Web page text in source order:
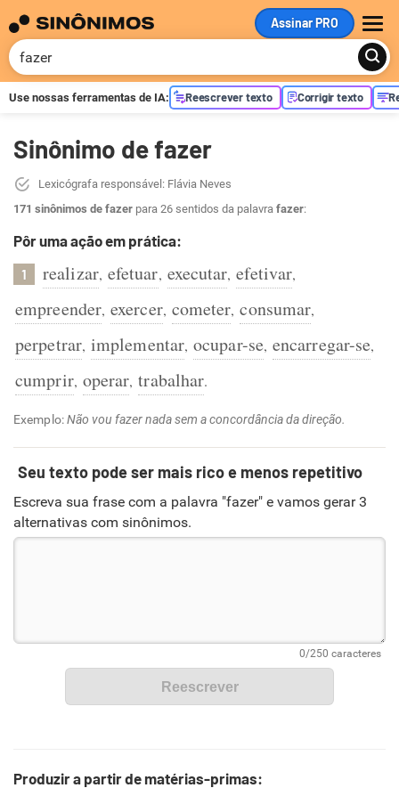
Assinar PRO
Use nossas ferramentas de IA: Reescrever texto Corrigir texto
Sinônimo de fazer
Lexicógrafa responsável: Flávia Neves
171 sinônimos de fazer para 26 sentidos da palavra fazer:
Pôr uma ação em prática:
1 realizar, efetuar, executar, efetivar,
empreender, exercer, cometer, consumar,
perpetrar, implementar, ocupar-se, encarregar-se,
cumprir, operar, trabalhar.
Exemplo:Não vou fazer nada sem a concordância da direção.
Seu texto pode ser mais rico e menos repetitivo
Escreva sua frase com a palavra "fazer" e vamos gerar 3
alternativas com sinônimos.
Produzir a partir de matérias-primas: